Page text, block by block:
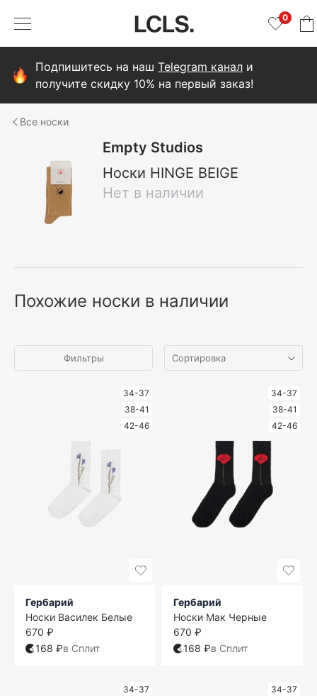
0
Подпишитесь на наш Telegram канал и
получите скидку 10% на первый заказ!
носки
Empty Studios
Носки HINGE BEIGE
Нет в наличии
Похожие носки в наличии
Фильтры
34-37
38-41
42-46
Гербарий
Носки Василек Белые
670 ₽
168 ₽в Сплит
34-37
38-41
42-46
Гербарий
Носки Мак Черные
670 ₽
168 ₽в Сплит
34-37
34-37